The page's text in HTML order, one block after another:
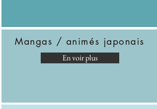
Mangas / animés japonais
En voir plus